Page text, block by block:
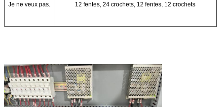
Je ne veux pas. 12 fentes, 24 crochets, 12 fentes, 12 crochets